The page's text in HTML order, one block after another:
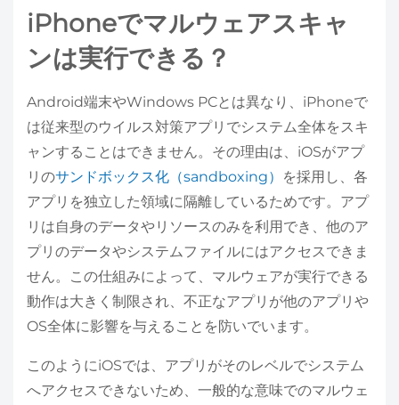
iPhoneでマルウェアスキャ
ンは実行できる？
Android端末やWindows PCとは異なり、iPhoneで
は従来型のウイルス対策アプリでシステム全体をスキ
ャンすることはできません。その理由は、iOSがアプ
リのサンドボックス化（sandboxing）
を採用し、各
アプリを独立した領域に隔離しているためです。アプ
リは自身のデータやリソースのみを利用でき、他のア
プリのデータやシステムファイルにはアクセスできま
せん。この仕組みによって、マルウェアが実行できる
動作は大きく制限され、不正なアプリが他のアプリや
OS全体に影響を与えることを防いでいます。
このようにiOSでは、アプリがそのレベルでシステム
へアクセスできないため、一般的な意味でのマルウェ